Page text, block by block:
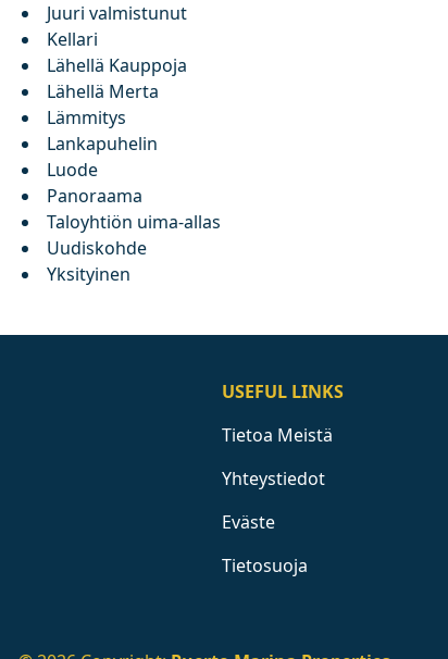
Juuri valmistunut
Kellari
Lähellä Kauppoja
Lähellä Merta
Lämmitys
Lankapuhelin
Luode
Panoraama
Taloyhtiön uima-allas
Uudiskohde
Yksityinen
USEFUL LINKS
Tietoa Meistä
Yhteystiedot
Eväste
Tietosuoja